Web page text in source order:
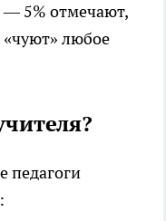
— 5% отмечают,
«чуют» любое
педагоги